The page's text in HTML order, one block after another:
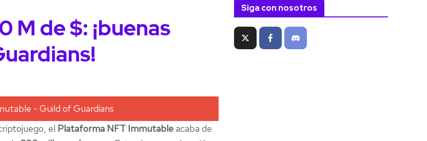
M de $: ¡buenas
el Plataforma NFT Immutableacaba de
Siga con nosotros